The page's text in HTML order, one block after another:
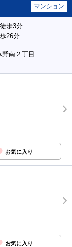
マンション
歩3分
26分
南２丁目
お気に入り
お気に入り